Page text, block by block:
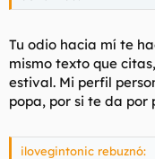
Tu odio hacia mí te
mismo texto que
estival. Mi perfil
popa, por si te da por
ilovegintonic rebuznó: